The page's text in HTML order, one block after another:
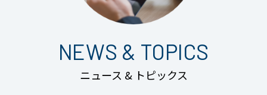
NEWS & TOPICS
ニュース & トピックス